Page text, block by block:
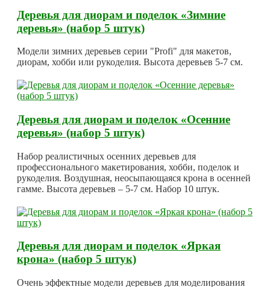
Деревья для диорам и поделок «Зимние
деревья» (набор 5 штук)
Модели зимних деревьев серии "Profi" для макетов,
диорам, хобби или рукоделия. Высота деревьев 5-7 см.
Деревья для диорам и поделок «Осенние
деревья» (набор 5 штук)
Набор реалистичных осенних деревьев для
профессионального макетирования, хобби, поделок и
рукоделия. Воздушная, неосыпающаяся крона в осенней
гамме. Высота деревьев – 5-7 см. Набор 10 штук.
Деревья для диорам и поделок «Яркая
крона» (набор 5 штук)
Очень эффектные модели деревьев для моделирования